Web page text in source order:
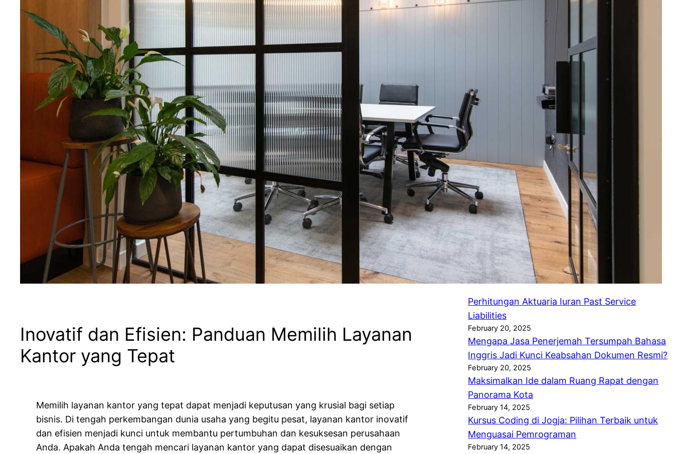
Inovatif dan Efisien: Panduan Memilih Layanan
Kantor yang Tepat
Memilih layanan kantor yang tepat dapat menjadi keputusan yang krusial bagi setiap
bisnis. Di tengah perkembangan dunia usaha yang begitu pesat, layanan kantor inovatif
dan efisien menjadi kunci untuk membantu pertumbuhan dan kesuksesan perusahaan
Anda. Apakah Anda tengah mencari layanan kantor yang dapat disesuaikan dengan
Industri
Internet
Tips
Uncategorized
Wisata
Makanan
Postingan Terabaru
Perhitungan Aktuaria Iuran Past Service
Liabilities
February 20, 2025
Mengapa Jasa Penerjemah Tersumpah Bahasa
Inggris Jadi Kunci Keabsahan Dokumen Resmi?
February 20, 2025
Maksimalkan Ide dalam Ruang Rapat dengan
Panorama Kota
February 14, 2025
Kursus Coding di Jogja: Pilihan Terbaik untuk
Menguasai Pemrograman
February 14, 2025